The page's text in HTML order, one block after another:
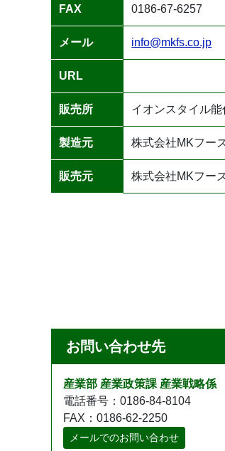
FAX 0186-67-6257
メール info@mkfs.co.jp
URL
販売所 イオンスタイル
製造元 株式会社MKフー
販売元 株式会社MKフー
お問い合わせ先
産業部 産業政策課 産業戦略係
電話番号：0186-84-8104
FAX：0186-62-2250
メールでのお問い合わせ